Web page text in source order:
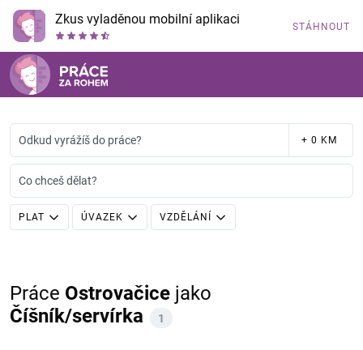
Zkus vyladěnou mobilní aplikaci STÁHNOUT
Odkud vyrážíš do práce? + 0 KM
Co chceš dělat?
PLAT ÚVAZEK VZDĚLÁNÍ
Práce Ostrovačice jako
Číšník/servírka
1